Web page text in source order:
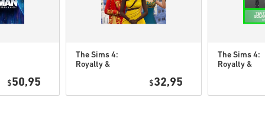
Noskaties ātro ceļvedi
• Ievadi savu e-pasta adresi
• Izvēlies sev vēlamo
Pēc tam saņemsi e-pastu ar
$50,95
The Sims 4:
Royalty &
$32,95
The Sims 4:
Royalty &
(EA app)